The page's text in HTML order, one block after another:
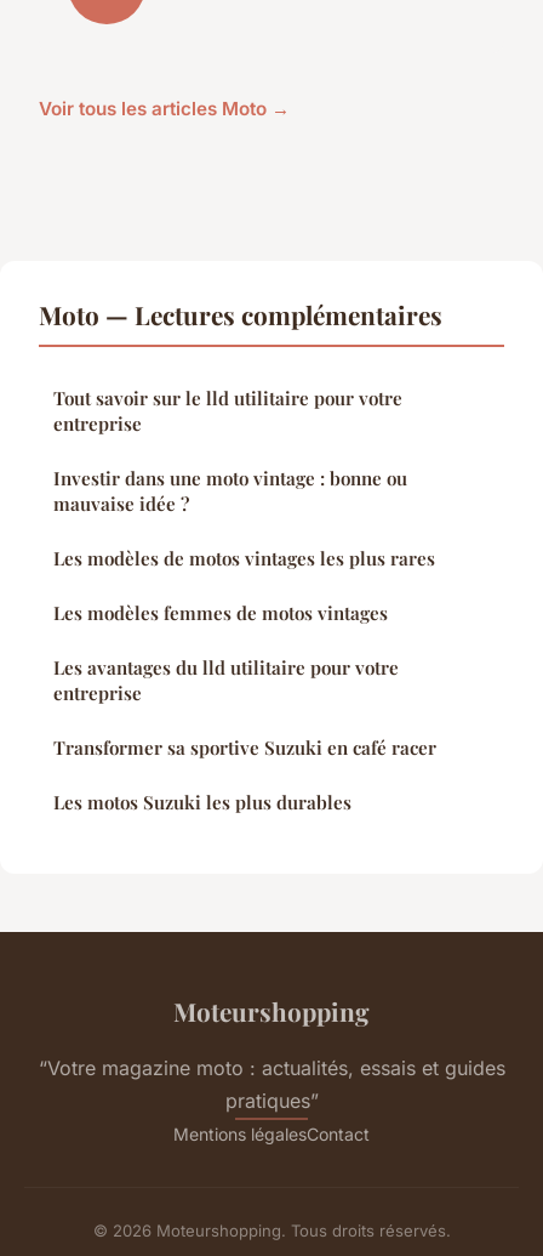
Voir tous les articles Moto →
Moto — Lectures complémentaires
Tout savoir sur le lld utilitaire pour votre
entreprise
Investir dans une moto vintage : bonne ou
mauvaise idée ?
Les modèles de motos vintages les plus rares
Les modèles femmes de motos vintages
Les avantages du lld utilitaire pour votre
entreprise
Transformer sa sportive Suzuki en café racer
Les motos Suzuki les plus durables
Moteurshopping
“Votre magazine moto : actualités, essais et guides
pratiques”
Mentions légalesContact
© 2026 Moteurshopping. Tous droits réservés.